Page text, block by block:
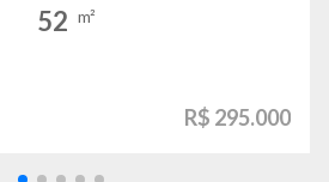
52 m²
R$ 295.000